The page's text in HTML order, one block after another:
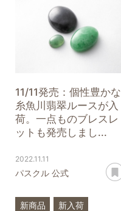
11/11発売：個性豊かな
糸魚川翡翠ルースが入
荷。一点ものブレスレ
ットも発売しまし...
2022.11.11
パスクル 公式
新商品
新入荷